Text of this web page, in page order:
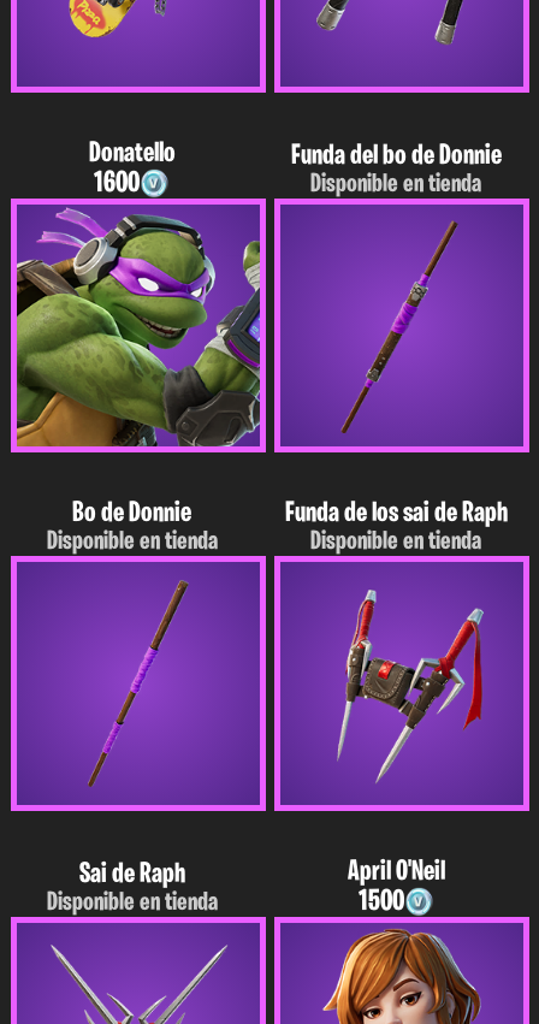
Donatello
1600
Funda del bo de Donnie
Disponible en tienda
Bo de Donnie
Disponible en tienda
Funda de los sai de Raph
Disponible en tienda
Sai de Raph
Disponible en tienda
April O'Neil
1500